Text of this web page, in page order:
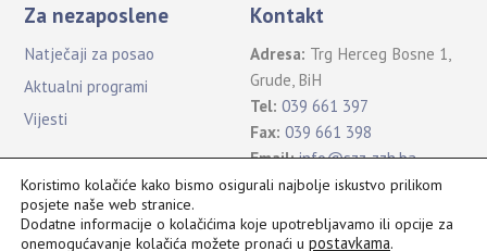
Za nezaposlene
Natječaji za posao
Aktualni programi
Vijesti
Kontakt
Adresa: Trg Herceg Bosne 1,
Grude, BiH
Tel: 039 661 397
Fax: 039 661 398
Email: info@szz-zzh.ba
Sva prava pridržana Služba za zapošljavanje ŽZH ©2021
Koristimo kolačiće kako bismo osigurali najbolje iskustvo prilikom
posjete naše web stranice.
Dodatne informacije o kolačićima koje upotrebljavamo ili opcije za
onemogućavanje kolačića možete pronaći u postavkama.